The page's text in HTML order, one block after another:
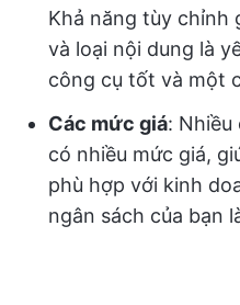
Khả năng tùy chỉnh
và loại nội dung là
công cụ tốt và một
Các mức giá: Nhiều
có nhiều mức giá,
phù hợp với kinh
ngân sách của bạn